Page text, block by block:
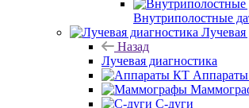
Внутриполостные
Лучевая
Назад
Лучевая диагностика
С-дуги